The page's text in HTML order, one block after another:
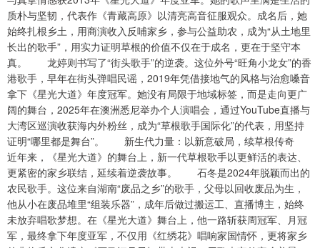
质朴与坚韧，代表作《青藏高原》以清亮高音征服观众。成名后，她
始终扎根乡土，用商演收入反哺家乡，参与公益助农，成为“从土地里
长出的歌手”，用实力证明草根的价值不仅在于成名，更在于坚守本
真。 龙婷则书写了“街头歌手”的逆袭。这位外号“旺角小龙女”的香
港歌手，早年在街头弹唱民谣，2019年凭借接地气的风格与治愈嗓音
拿下《星光大道》年度冠军。她没有局限于地域标签，而是走向更广
阔的舞台，2025年在澳洲悉尼举办个人演唱会，通过YouTube直播与
大湾区巡演收获海内外粉丝，成为“草根歌手国际化”的代表，用坚持
证明“哪里都是舞台”。 新生代力量：以新意破局，续草根传奇
近年来，《星光大道》的舞台上，新一代草根歌手以更鲜活的表达、
更紧密的家乡联结，延续着逆袭故事。 石冬是2024年脱颖而出的
农民歌手。这位来自湖南“废品之乡”的歌手，父母以回收废品为生，
他从小在废品堆里“组装乐器”，成年后做过搬运工、直播博主，始终
未放弃唱歌梦想。在《星光大道》舞台上，他一路斩获周冠军、月冠
军，最终拿下年度亚军，不仅用《红绣花》唱响家国情怀，更将家乡